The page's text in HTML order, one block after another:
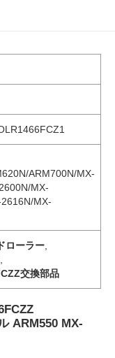
ARM700N/MX-
MX-
MX-
ローラー
交換部品
ARM550 MX-